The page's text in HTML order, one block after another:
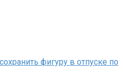
фигуру в отпуске по